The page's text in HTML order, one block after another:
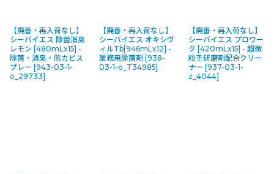
【廃番・再入荷なし】
シーバイエス 除菌消臭
レモン [480mLx15] -
除菌・消臭・防カビス
プレー [943-03-1-
o_29733]
【廃番・再入荷なし】
シーバイエス オキシヴ
ィルTb[946mLx12] -
業務用除菌剤 [938-
03-1-o_T34985]
【廃番・再入荷なし】
シーバイエス プロワー
ク [420mLx15] - 超微
粒子研磨剤配合クリー
ナー [937-03-1-
z_4044]